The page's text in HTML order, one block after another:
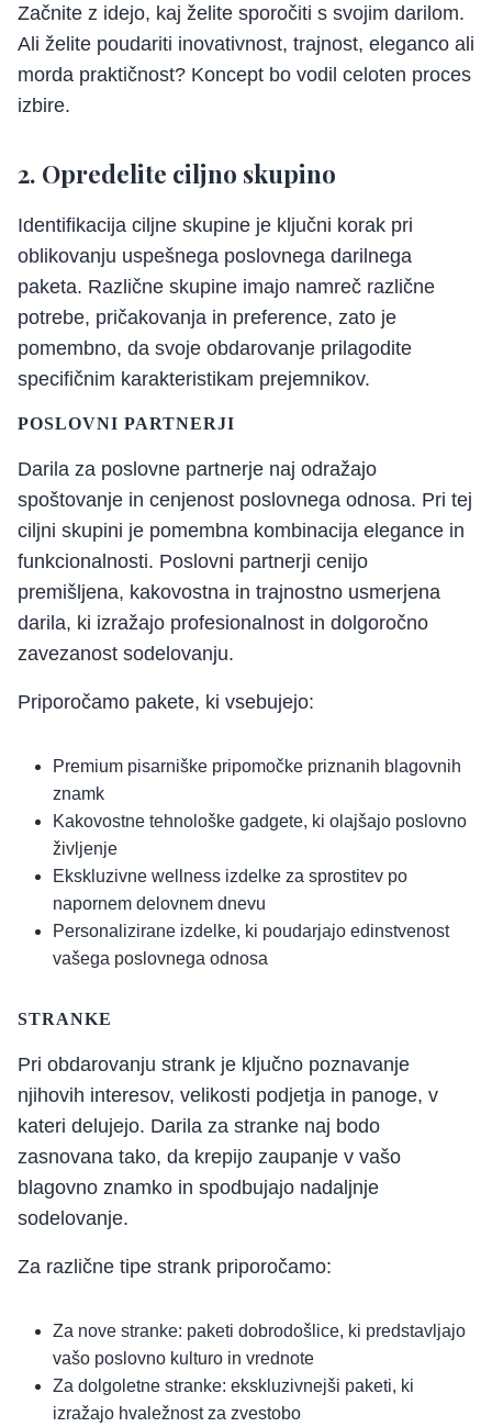
Začnite z idejo, kaj želite sporočiti s svojim darilom.
Ali želite poudariti inovativnost, trajnost, eleganco ali
morda praktičnost? Koncept bo vodil celoten proces
izbire.
2. Opredelite ciljno skupino
Identifikacija ciljne skupine je ključni korak pri
oblikovanju uspešnega poslovnega darilnega
paketa. Različne skupine imajo namreč različne
potrebe, pričakovanja in preference, zato je
pomembno, da svoje obdarovanje prilagodite
specifičnim karakteristikam prejemnikov.
POSLOVNI PARTNERJI
Darila za poslovne partnerje naj odražajo
spoštovanje in cenjenost poslovnega odnosa. Pri tej
ciljni skupini je pomembna kombinacija elegance in
funkcionalnosti. Poslovni partnerji cenijo
premišljena, kakovostna in trajnostno usmerjena
darila, ki izražajo profesionalnost in dolgoročno
zavezanost sodelovanju.
Priporočamo pakete, ki vsebujejo:
Premium pisarniške pripomočke priznanih blagovnih
znamk
Kakovostne tehnološke gadgete, ki olajšajo poslovno
življenje
Ekskluzivne wellness izdelke za sprostitev po
napornem delovnem dnevu
Personalizirane izdelke, ki poudarjajo edinstvenost
vašega poslovnega odnosa
STRANKE
Pri obdarovanju strank je ključno poznavanje
njihovih interesov, velikosti podjetja in panoge, v
kateri delujejo. Darila za stranke naj bodo
zasnovana tako, da krepijo zaupanje v vašo
blagovno znamko in spodbujajo nadaljnje
sodelovanje.
Za različne tipe strank priporočamo:
Za nove stranke: paketi dobrodošlice, ki predstavljajo
vašo poslovno kulturo in vrednote
Za dolgoletne stranke: ekskluzivnejši paketi, ki
izražajo hvaležnost za zvestobo